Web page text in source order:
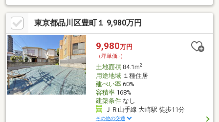
好！北西側公園で開放感もあります♪・建築条件なしの為、お好き
なハウスメーカーで建築が可能◎・建物プラン例もございます
◎◆周辺環境の特徴◆・小学校は徒歩3分圏内、中学校は徒歩8分
圏内にあり、お子様がいるご家庭も安心な環境です♪・コンビニは
徒歩5分圏内、スーパーとドラッグストアは徒歩6分圏内にあり、
お買い物にも便利な立地です！
東京都品川区豊町１ 9,980万円
9,980万円
（坪単価:-）
土地面積84.1m2
用途地域１種住居
建ぺい率60%
容積率168%
建築条件なし
ＪＲ山手線 大崎駅 徒歩11分
その他の交通